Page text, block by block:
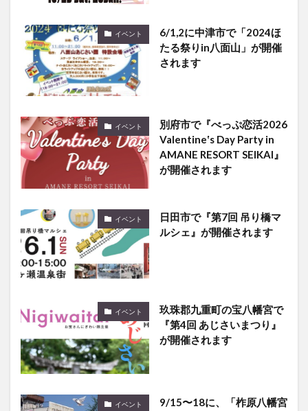
イベント
6/1,2に中津市で「2024ほ
たる祭りin八面山」が開催
されます
イベント
別府市で『べっぷ恋活2026
Valentine‛s Day Party in
AMANE RESORT SEIKAI』
が開催されます
イベント
日田市で『第7回 吊り橋マ
ルシェ』が開催されます
イベント
玖珠郡九重町の宝八幡宮で
『第4回 あじさいまつり』
が開催されます
イベント 9/15〜18に、「柞原八幡宮